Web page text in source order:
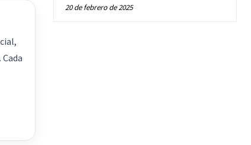
20 de febrero de 2025